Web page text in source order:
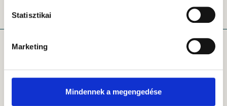
Statisztikai
Marketing
Mindennek a megengedése
Kövessen minket!